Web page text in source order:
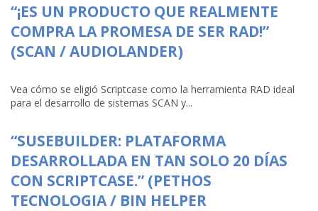
“¡ES UN PRODUCTO QUE REALMENTE
COMPRA LA PROMESA DE SER RAD!”
(SCAN / AUDIOLANDER)
Vea cómo se eligió Scriptcase como la herramienta RAD ideal
para el desarrollo de sistemas SCAN y...
“SUSEBUILDER: PLATAFORMA
DESARROLLADA EN TAN SOLO 20 DÍAS
CON SCRIPTCASE.” (PETHOS
TECNOLOGIA / BIN HELPER